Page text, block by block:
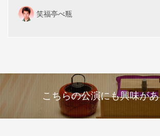
笑福亭べ瓶
こちらの公演にも興味が